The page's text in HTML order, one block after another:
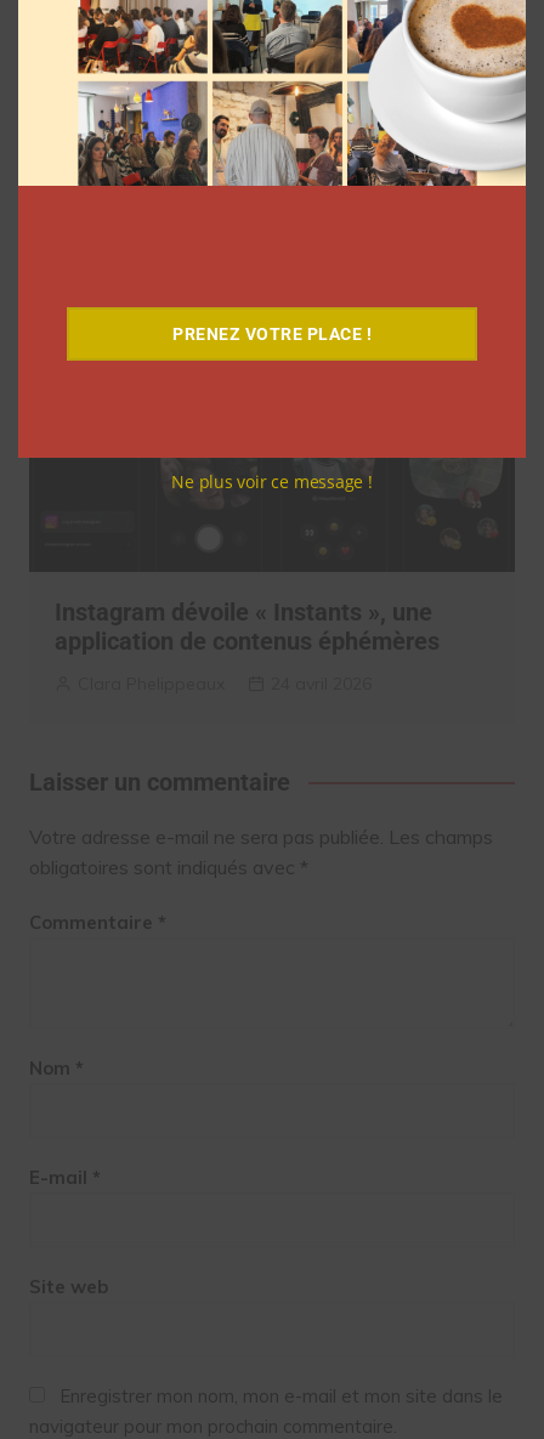
5 formats à découvrir sur les réseaux
sociaux en juin 2026
Instagram dévoile « Instants », une
application de contenus éphémères
Laisser un commentaire
Votre adresse e-mail ne sera pas publiée. Les champs
obligatoires sont indiqués avec *
Commentaire *
Nom *
E-mail *
Site web
Enregistrer mon nom, mon e-mail et mon site dans le
navigateur pour mon prochain commentaire.
PRENEZ VOTRE PLACE !
Ne plus voir ce message !